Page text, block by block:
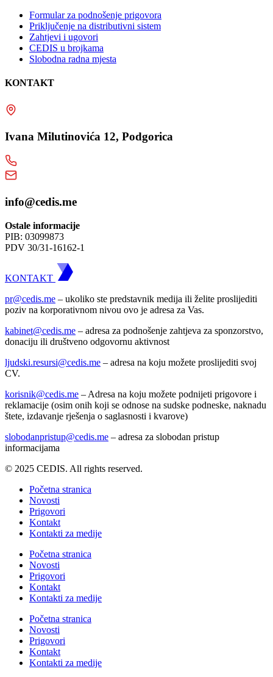
Formular za podnošenje prigovora
Priključenje na distributivni sistem
Zahtjevi i ugovori
CEDIS u brojkama
Slobodna radna mjesta
KONTAKT
Ivana Milutinovića 12, Podgorica
info@cedis.me
Ostale informacije
PIB: 03099873
PDV 30/31-16162-1
KONTAKT
pr@cedis.me – ukoliko ste predstavnik medija ili želite proslijediti
poziv na korporativnom nivou ovo je adresa za Vas.
kabinet@cedis.me – adresa za podnošenje zahtjeva za sponzorstvo,
donaciju ili društveno odgovornu aktivnost
ljudski.resursi@cedis.me – adresa na koju možete proslijediti svoj
CV.
korisnik@cedis.me – Adresa na koju možete podnijeti prigovore i
reklamacije (osim onih koji se odnose na sudske podneske, naknadu
štete, izdavanje rješenja o saglasnosti i kvarove)
slobodanpristup@cedis.me – adresa za slobodan pristup
informacijama
© 2025 CEDIS. All rights reserved.
Početna stranica
Novosti
Prigovori
Kontakt
Kontakti za medije
Početna stranica
Novosti
Prigovori
Kontakt
Kontakti za medije
Početna stranica
Novosti
Prigovori
Kontakt
Kontakti za medije